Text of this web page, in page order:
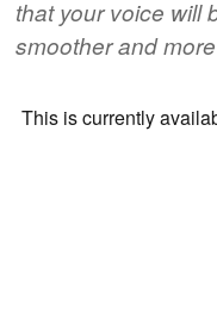
that your voice will
smoother and
This is currently